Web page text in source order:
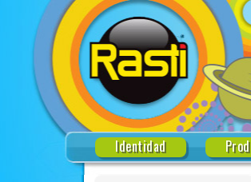
Identidad